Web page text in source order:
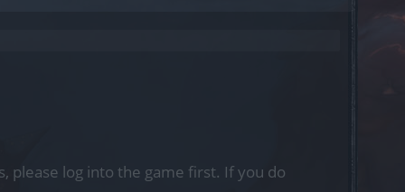
please log into the game first. If you do